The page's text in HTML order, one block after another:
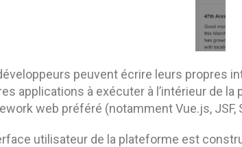
peuvent écrire leurs propres
applications à exécuter à l’intérieur de
web préféré (notamment Vue.js, JSF,
utilisateur de la plateforme est